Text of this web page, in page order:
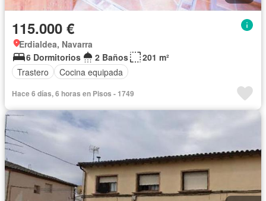
115.000 €
Erdialdea, Navarra
6 Dormitorios
2 Baños
201 m²
Trastero
Cocina equipada
Hace 6 días, 6 horas en Pisos - 1749